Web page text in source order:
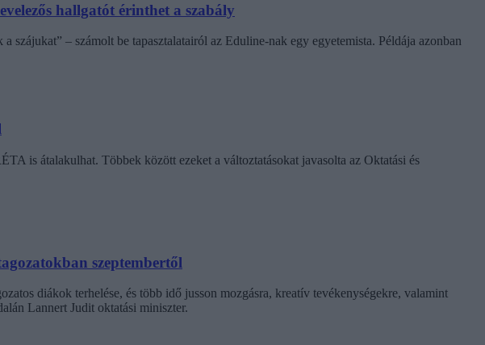
hallgatót érinthet a szabály
– számolt be tapasztalatairól az Eduline-nak egy egyetemista. Példája azonban
is átalakulhat. Többek között ezeket a változtatásokat javasolta az Oktatási és
szeptembertől
diákok terhelése, és több idő jusson mozgásra, kreatív tevékenységekre, valamint
Lannert Judit oktatási miniszter.